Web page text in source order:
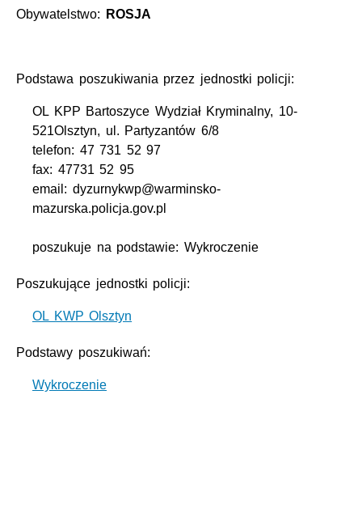
Obywatelstwo: ROSJA
Podstawa poszukiwania przez jednostki policji:
OL KPP Bartoszyce Wydział Kryminalny, 10-
521Olsztyn, ul. Partyzantów 6/8
telefon: 47 731 52 97
fax: 47731 52 95
email: dyzurnykwp@warminsko-
mazurska.policja.gov.pl
poszukuje na podstawie: Wykroczenie
Poszukujące jednostki policji:
OL KWP Olsztyn
Podstawy poszukiwań:
Wykroczenie